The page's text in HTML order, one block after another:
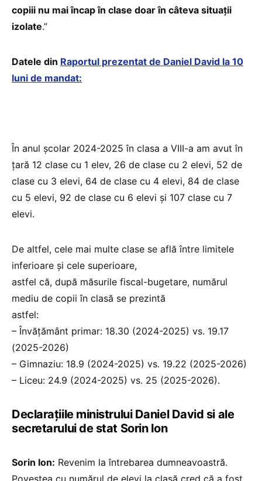
copiii nu mai încap în clase doar în câteva situații
izolate.”
Datele din Raportul prezentat de Daniel David la 10
luni de mandat:
În anul școlar 2024-2025 în clasa a VIII-a am avut în
țară 12 clase cu 1 elev, 26 de clase cu 2 elevi, 52 de
clase cu 3 elevi, 64 de clase cu 4 elevi, 84 de clase
cu 5 elevi, 92 de clase cu 6 elevi și 107 clase cu 7
elevi.
De altfel, cele mai multe clase se află între limitele
inferioare și cele superioare,
astfel că, după măsurile fiscal-bugetare, numărul
mediu de copii în clasă se prezintă
astfel:
– Învățământ primar: 18.30 (2024-2025) vs. 19.17
(2025-2026)
– Gimnaziu: 18.9 (2024-2025) vs. 19.22 (2025-2026)
– Liceu: 24.9 (2024-2025) vs. 25 (2025-2026).
Declarațiile ministrului Daniel David si ale
secretarului de stat Sorin Ion
Sorin Ion: Revenim la întrebarea dumneavoastră.
Povestea cu numărul de elevi la clasă cred că a fost